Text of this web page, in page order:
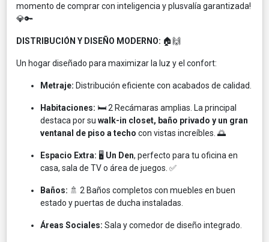
momento de comprar con inteligencia y plusvalía garantizada!
💎🔑
DISTRIBUCIÓN Y DISEÑO MODERNO: 🏠🙌
Un hogar diseñado para maximizar la luz y el confort:
Metraje: Distribución eficiente con acabados de calidad.
Habitaciones: 🛏️ 2 Recámaras amplias. La principal
destaca por su walk-in closet, baño privado y un gran
ventanal de piso a techo con vistas increíbles. 🌅
Espacio Extra: 🖥️ Un Den, perfecto para tu oficina en
casa, sala de TV o área de juegos. ✅
Baños: 🚿 2 Baños completos con muebles en buen
estado y puertas de ducha instaladas.
Áreas Sociales: Sala y comedor de diseño integrado.